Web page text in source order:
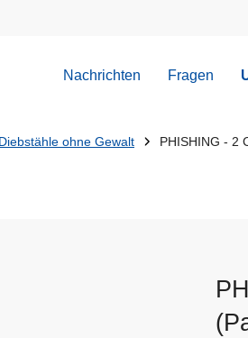
Nachrichten Fragen
ohne Gewalt PHISHING - 2